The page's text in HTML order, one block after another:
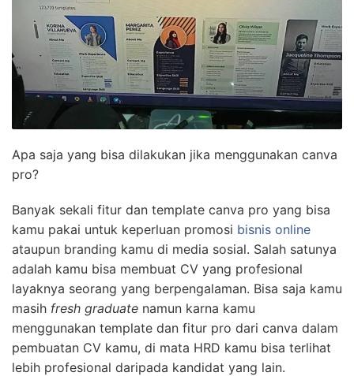
Apa saja yang bisa dilakukan jika menggunakan canva
pro?
Banyak sekali fitur dan template canva pro yang bisa
kamu pakai untuk keperluan promosi bisnis online
ataupun branding kamu di media sosial. Salah satunya
adalah kamu bisa membuat CV yang profesional
layaknya seorang yang berpengalaman. Bisa saja kamu
masih fresh graduate namun karna kamu
menggunakan template dan fitur pro dari canva dalam
pembuatan CV kamu, di mata HRD kamu bisa terlihat
lebih profesional daripada kandidat yang lain.